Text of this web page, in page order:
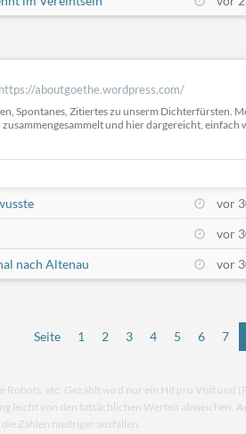
https://aboutgoethe.wordpress.com/
Spontanes, Zitiertes zu unserm Dichterfürsten.
und hier dargereicht, einfach
vor
vor
nach Altenau
vor
Seite 1 2 3 4 5 6 7
Robots, etc. Gezählt wird nur ein Hit pro Visit und
leicht von den tatsächlichen Werten abweichen.
Zahlen niedriger ausfallen.